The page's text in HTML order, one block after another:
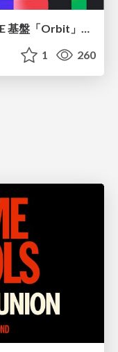
認知負荷をGemini で溶かす — GKE 基盤「Orbit」における AI エージェントの実践
1 260